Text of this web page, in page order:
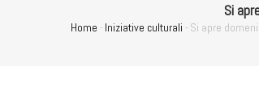
Si
Home - Iniziative culturali - Si apre